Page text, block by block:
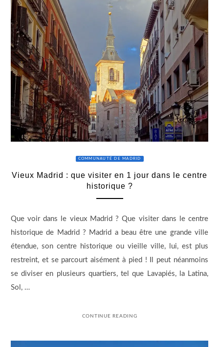
COMMUNAUTÉ DE MADRID
Vieux Madrid : que visiter en 1 jour dans le centre
historique ?
Que voir dans le vieux Madrid ? Que visiter dans le centre
historique de Madrid ? Madrid a beau être une grande ville
étendue, son centre historique ou vieille ville, lui, est plus
restreint, et se parcourt aisément à pied ! Il peut néanmoins
se diviser en plusieurs quartiers, tel que Lavapiés, la Latina,
Sol, …
CONTINUE READING